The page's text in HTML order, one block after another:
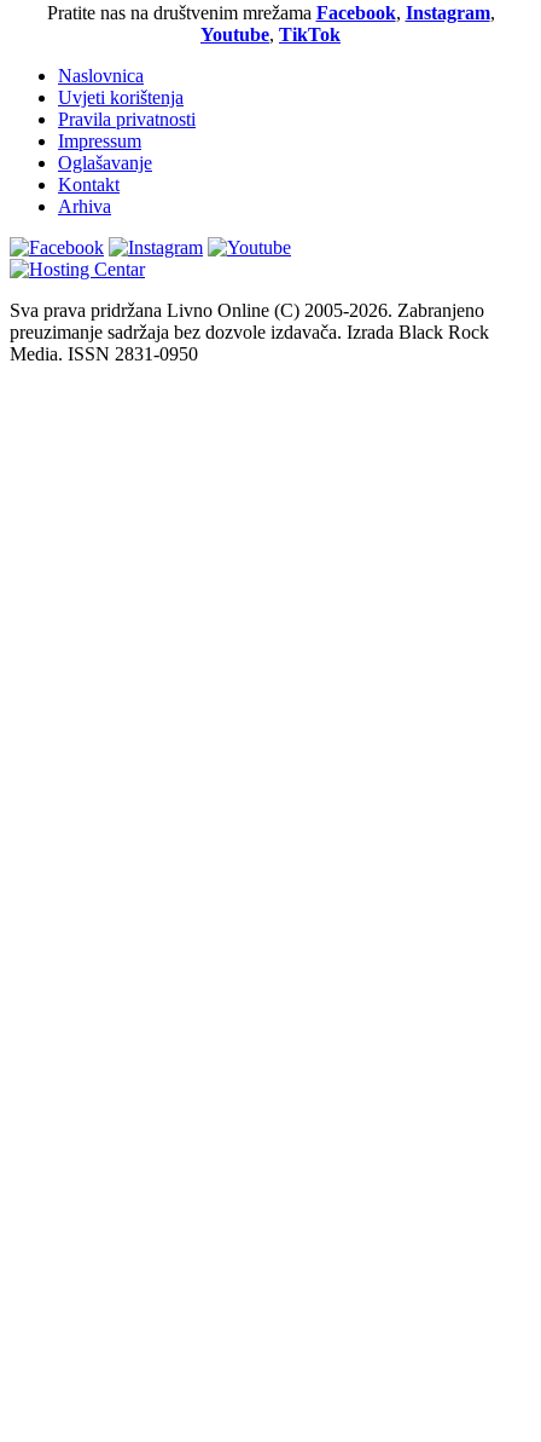
Pratite nas na društvenim mrežama Facebook, Instagram,
Youtube, TikTok
Naslovnica
Uvjeti korištenja
Pravila privatnosti
Impressum
Oglašavanje
Kontakt
Arhiva
Sva prava pridržana Livno Online (C) 2005-2026. Zabranjeno
preuzimanje sadržaja bez dozvole izdavača. Izrada Black Rock
Media. ISSN 2831-0950